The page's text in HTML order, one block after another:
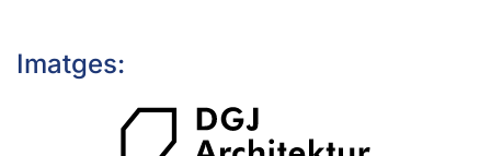
Imatges:
OBRIR